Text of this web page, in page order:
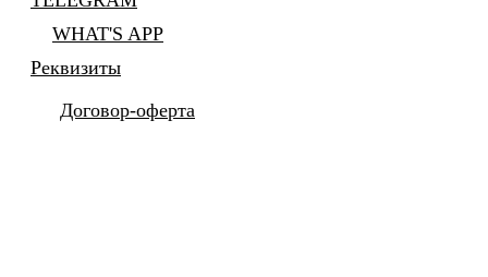
WHAT'S APP
Реквизиты
Договор-оферта